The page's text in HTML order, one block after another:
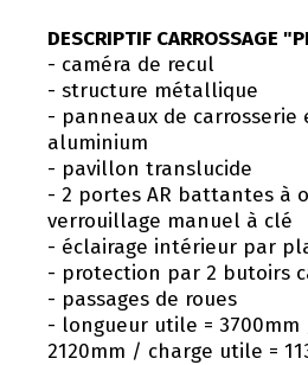
DESCRIPTIF CARROSSAGE
- caméra de recul
- structure métallique
- panneaux de
aluminium
- pavillon translucide
- 2 portes AR battantes à
verrouillage manuel à clé
- éclairage intérieur par
- protection par 2 butoirs
- passages de roues
- longueur utile =
2120mm / charge utile =